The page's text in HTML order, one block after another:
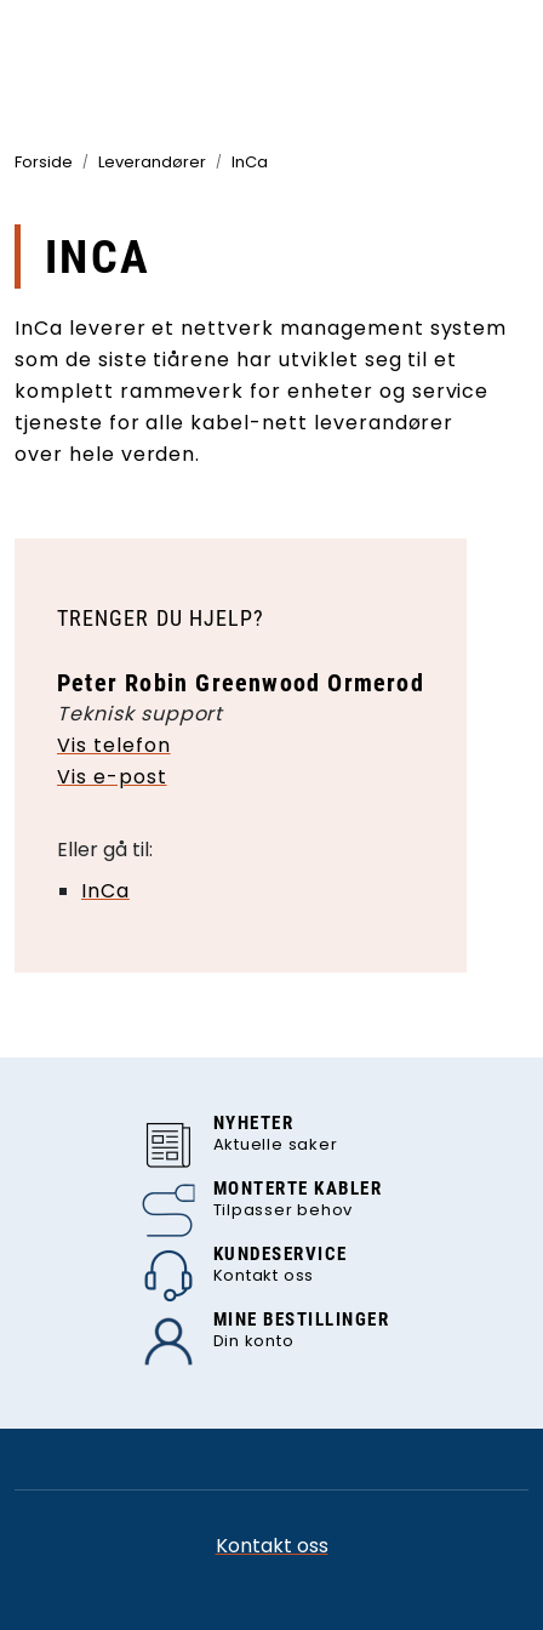
Forside Leverandører InCa
INCA
InCa leverer et nettverk management system
som de siste tiårene har utviklet seg til et
komplett rammeverk for enheter og service
tjeneste for alle kabel-nett leverandører
over hele verden.
TRENGER DU HJELP?
Peter Robin Greenwood Ormerod
Teknisk support
Vis telefon
Vis e-post
Eller gå til:
InCa
NYHETER
Aktuelle saker
MONTERTE KABLER
Tilpasser behov
KUNDESERVICE
Kontakt oss
MINE BESTILLINGER
Din konto
Kontakt oss
Bransjer
Leverandører